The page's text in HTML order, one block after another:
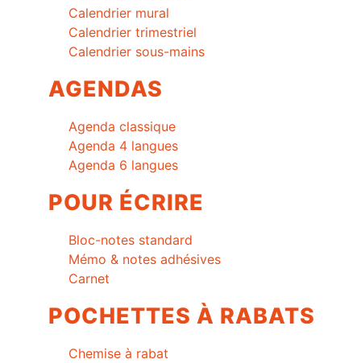
Calendrier mural
Calendrier trimestriel
Calendrier sous-mains
AGENDAS
Agenda classique
Agenda 4 langues
Agenda 6 langues
POUR ÉCRIRE
Bloc-notes standard
Mémo & notes adhésives
Carnet
POCHETTES À RABATS
Chemise à rabat